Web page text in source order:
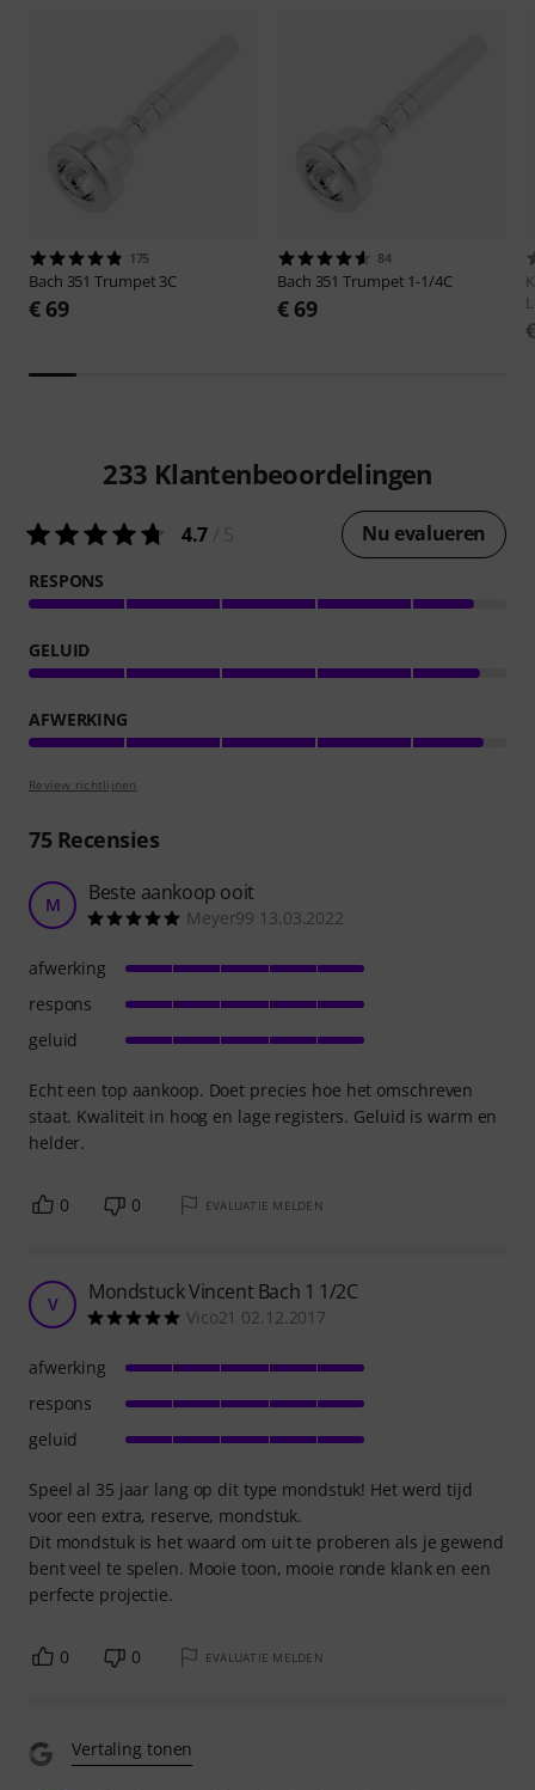
175
Bach 351 Trumpet 3C
€ 69
84
Bach 351 Trumpet 1-1/4C
€ 69
233 Klantenbeoordelingen
4.7 Nu evalueren
RESPONS
GELUID
AFWERKING
Review richtlijnen
75Recensies
M Beste aankoop ooit
Meyer99 13.03.2022
Echt een top aankoop. Doet precies hoe het omschreven
staat. Kwaliteit in hoog en lage registers. Geluid is warm en
helder.
afwerking
respons
geluid
0 0 EVALUATIE MELDEN
V Mondstuck Vincent Bach 1 1/2C
Vico21 02.12.2017
Speel al 35 jaar lang op dit type mondstuk! Het werd tijd
voor een extra, reserve, mondstuk.
Dit mondstuk is het waard om uit te proberen als je gewend
bent veel te spelen. Mooie toon, mooie ronde klank en een
perfecte projectie.
afwerking
respons
geluid
0 0 EVALUATIE MELDEN
Vertaling tonen